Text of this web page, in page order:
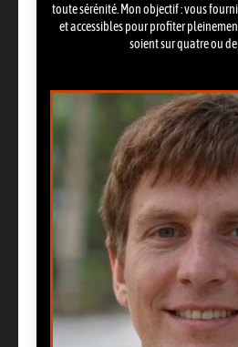
toute sérénité. Mon objectif : vous
et accessibles pour profiter
soient sur quatre ou